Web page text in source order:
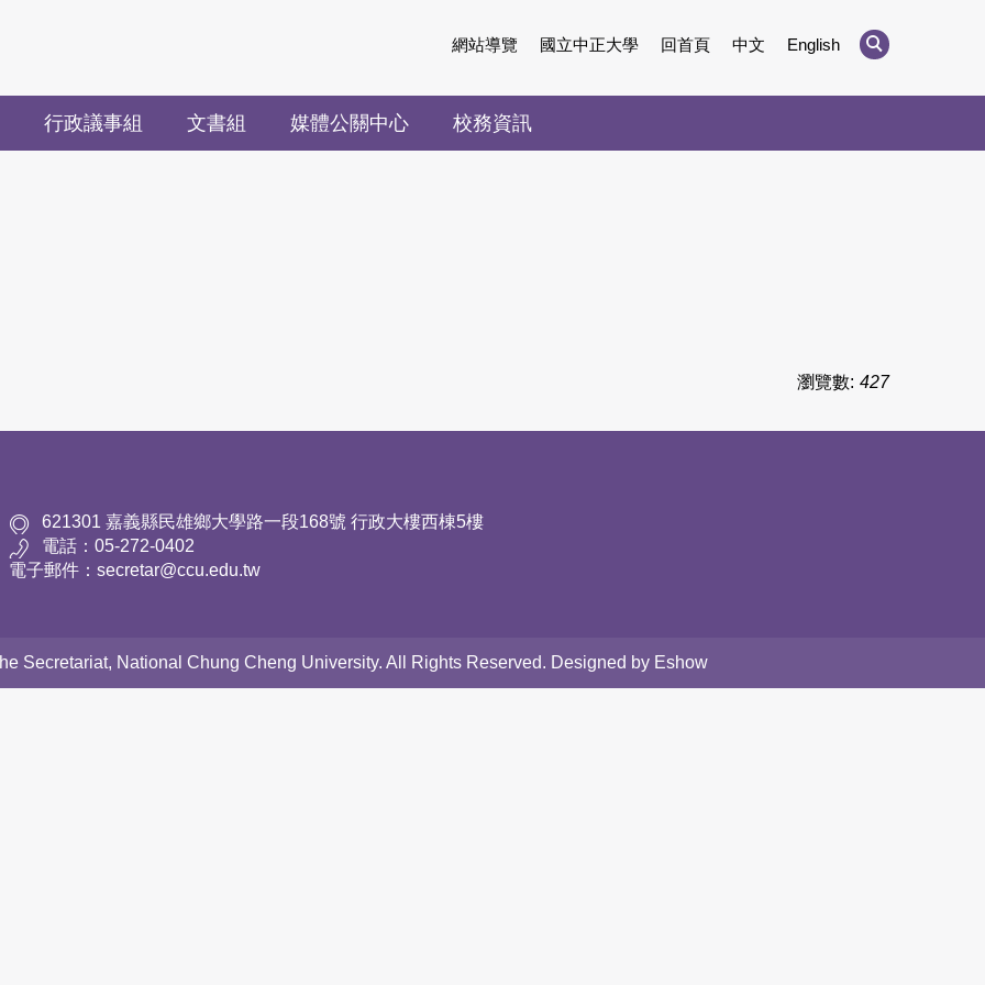
網站導覽 國立中正大學 回首頁 中文 English
行政議事組 文書組 媒體公關中心 校務資訊
瀏覽數: 427
621301 嘉義縣民雄鄉大學路一段168號 行政大樓西棟5樓
電話：05-272-0402
電子郵件：secretar@ccu.edu.tw
Secretariat, National Chung Cheng University. All Rights Reserved. Designed by Eshow